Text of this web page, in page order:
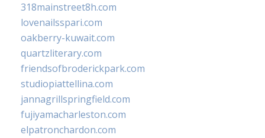
318mainstreet8h.com
lovenailsspari.com
oakberry-kuwait.com
quartzliterary.com
friendsofbroderickpark.com
studiopiattellina.com
jannagrillspringfield.com
fujiyamacharleston.com
elpatronchardon.com